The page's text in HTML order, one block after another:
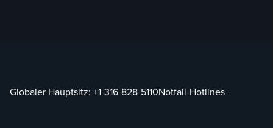
Globaler Hauptsitz: +1-316-828-5110Notfall-Hotlines